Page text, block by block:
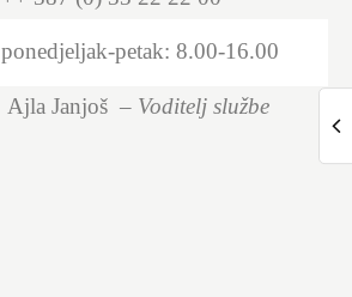
ponedjeljak-petak: 8.00-16.00
Ajla Janjoš – Voditelj službe